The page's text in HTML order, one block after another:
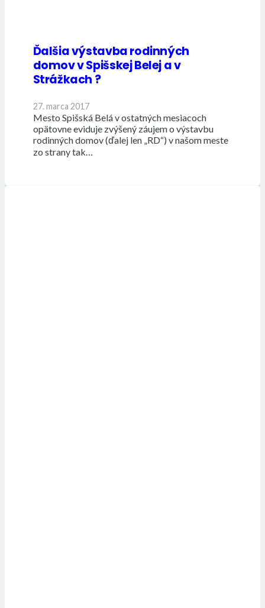
Ďalšia výstavba rodinných
domov v Spišskej Belej a v
Strážkach ?
27. marca 2017
Mesto Spišská Belá v ostatných mesiacoch
opätovne eviduje zvýšený záujem o výstavbu
rodinných domov (ďalej len „RD“) v našom meste
zo strany tak…